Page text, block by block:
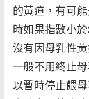
的黃疸，有可
時如果指數小
沒有因母乳性
一般不用終止
以暫時停止餵